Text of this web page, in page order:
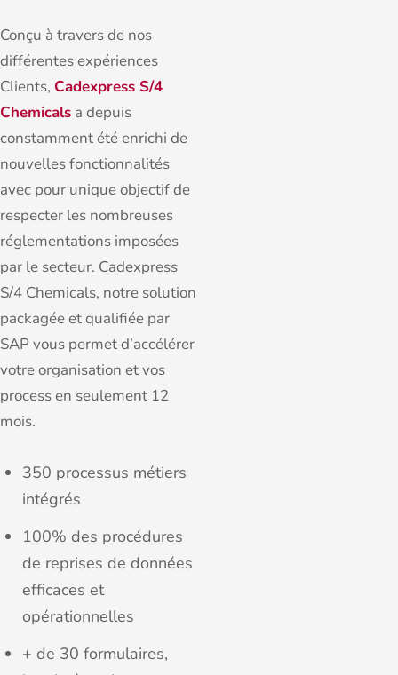
Conçu à travers de nos
différentes expériences
Clients, Cadexpress S/4
Chemicals a depuis
constamment été enrichi de
nouvelles fonctionnalités
avec pour unique objectif de
respecter les nombreuses
réglementations imposées
par le secteur. Cadexpress
S/4 Chemicals, notre solution
packagée et qualifiée par
SAP vous permet d’accélérer
votre organisation et vos
process en seulement 12
mois.
350 processus métiers
intégrés
100% des procédures
de reprises de données
efficaces et
opérationnelles
+ de 30 formulaires,